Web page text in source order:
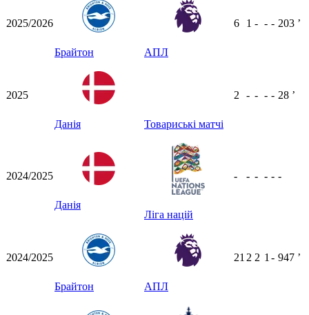
2025/2026
Брайтон АПЛ
6 1 - - - 203 ʼ
2025
Данія Товариські матчі
2 - - - - 28 ʼ
2024/2025
Данія
Ліга націй
- - - - - -
2024/2025
Брайтон АПЛ
21 2 2 1 - 947 ʼ